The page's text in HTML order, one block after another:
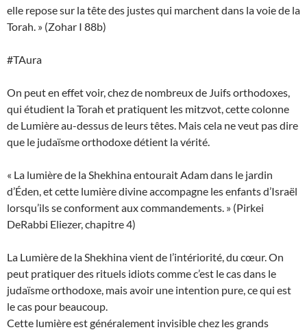
elle repose sur la tête des justes qui marchent dans la voie de la
Torah. » (Zohar I 88b)
#TAura
On peut en effet voir, chez de nombreux de Juifs orthodoxes,
qui étudient la Torah et pratiquent les mitzvot, cette colonne
de Lumière au-dessus de leurs têtes. Mais cela ne veut pas dire
que le judaïsme orthodoxe détient la vérité.
« La lumière de la Shekhina entourait Adam dans le jardin
d’Éden, et cette lumière divine accompagne les enfants d’Israël
lorsqu’ils se conforment aux commandements. » (Pirkei
DeRabbi Eliezer, chapitre 4)
La Lumière de la Shekhina vient de l’intériorité, du cœur. On
peut pratiquer des rituels idiots comme c’est le cas dans le
judaïsme orthodoxe, mais avoir une intention pure, ce qui est
le cas pour beaucoup.
Cette lumière est généralement invisible chez les grands